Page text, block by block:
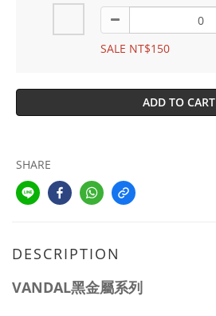
SALE NT$150
ADD TO CART
SHARE
DESCRIPTION
VANDAL黑金屬系列